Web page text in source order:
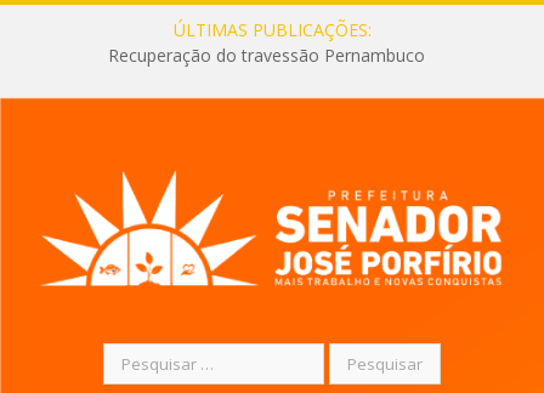
ÚLTIMAS PUBLICAÇÕES:
Recuperação do travessão Pernambuco
Pesquisar
por: